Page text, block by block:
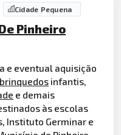
Cidade Pequena
Pinheiro
e eventual aquisição
brinquedos infantis,
e demais
às escolas
Instituto Germinar e